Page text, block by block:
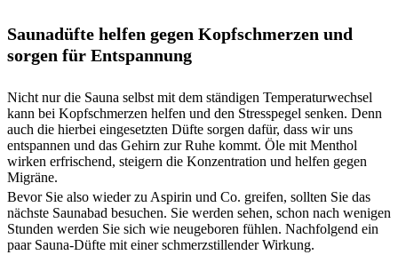
Saunadüfte helfen gegen Kopfschmerzen und
sorgen für Entspannung
Nicht nur die Sauna selbst mit dem ständigen Temperaturwechsel
kann bei Kopfschmerzen helfen und den Stresspegel senken. Denn
auch die hierbei eingesetzten Düfte sorgen dafür, dass wir uns
entspannen und das Gehirn zur Ruhe kommt. Öle mit Menthol
wirken erfrischend, steigern die Konzentration und helfen gegen
Migräne.
Bevor Sie also wieder zu Aspirin und Co. greifen, sollten Sie das
nächste Saunabad besuchen. Sie werden sehen, schon nach wenigen
Stunden werden Sie sich wie neugeboren fühlen. Nachfolgend ein
paar Sauna-Düfte mit einer schmerzstillender Wirkung.